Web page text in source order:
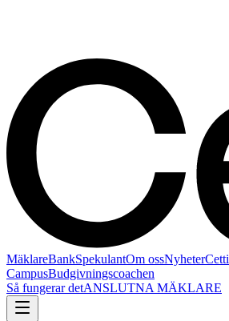
MäklareBankSpekulantOm ossNyheterCetti
CampusBudgivningscoachen
Så fungerar detANSLUTNA MÄKLARE